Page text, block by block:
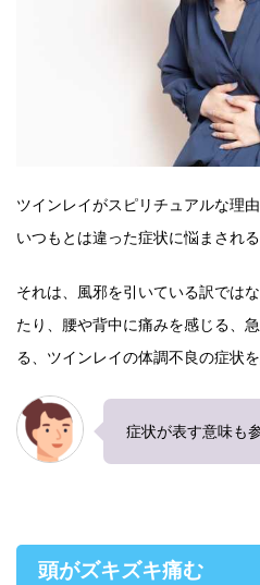
ツインレイがスピリチュアルな理
いつもとは違った症状に悩まされる
それは、風邪を引いている訳では
たり、腰や背中に痛みを感じる、
る、ツインレイの体調不良の症状を
症状が表す意味も
頭がズキズキ痛む